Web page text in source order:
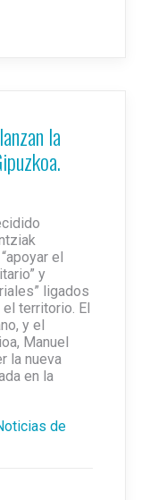
la
el
y
ligados
territorio. El
y el
Manuel
la nueva
en la
de